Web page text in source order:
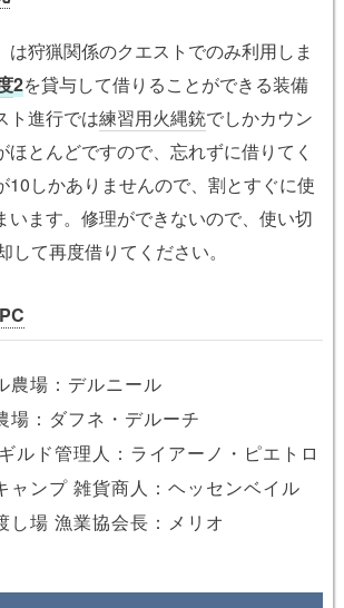
は狩猟関係のクエストでのみ利用しま
2を貸与して借りることができる装備
ト進行では練習用火縄銃でしかカウン
ほとんどですので、忘れずに借りてく
10しかありませんので、割とすぐに使
います。修理ができないので、使い切
して再度借りてください。
農場：デルニール
場：ダフネ・デルーチ
ルド管理人：ライアーノ・ピエトロ
ャンプ 雑貨商人：ヘッセンベイル
し場 漁業協会長：メリオ